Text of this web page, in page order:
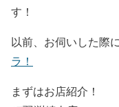
す！
以前、お伺いした際
ラ！
まずはお店紹介！